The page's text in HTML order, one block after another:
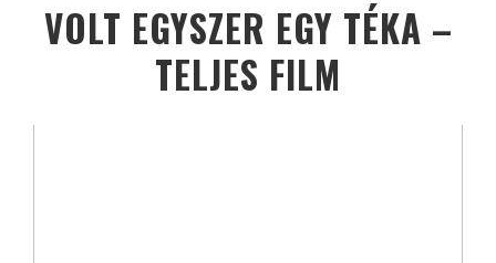
VOLT EGYSZER EGY TÉKA –
TELJES FILM